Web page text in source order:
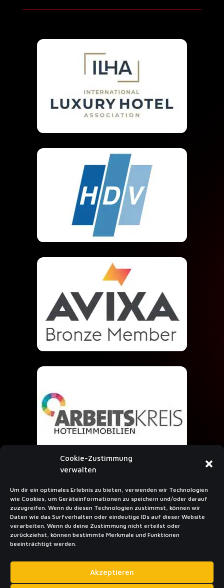
Cookie-Zustimmung
verwalten
Um dir ein optimales Erlebnis zu bieten, verwenden wir Technologien
wie Cookies, um Geräteinformationen zu speichern und/oder darauf
zuzugreifen. Wenn du diesen Technologien zustimmst, können wir
Daten wie das Surfverhalten oder eindeutige IDs auf dieser Website
verarbeiten. Wenn du deine Zustimmung nicht erteilst oder
zurückziehst, können bestimmte Merkmale und Funktionen
beeinträchtigt werden.
Akzeptieren
NEWSLETTER ABONIEREN
Abon­nieren